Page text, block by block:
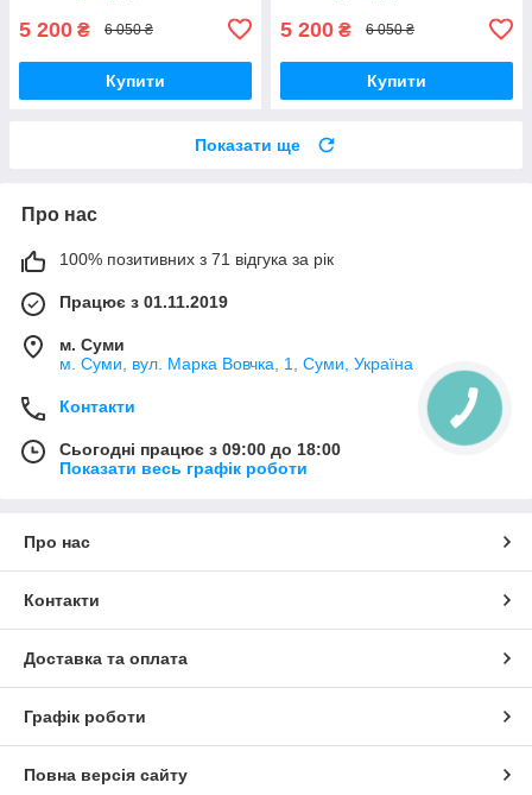
5 200 ₴ 6 050 ₴
Купити
5 200 ₴ 6 050 ₴
Купити
Показати ще
Про нас
100% позитивних з 71 відгука за рік
Працює з 01.11.2019
м. Суми
м. Суми, вул. Марка Вовчка, 1, Суми, Україна
Контакти
Сьогодні працює з 09:00 до 18:00
Показати весь графік роботи
Про нас
Контакти
Доставка та оплата
Графік роботи
Повна версія сайту